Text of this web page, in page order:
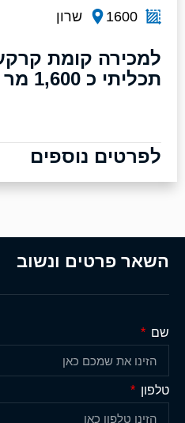
1600 שרון
למכירה קומת
תכליתי כ 1,600 מר בשרון
לפרטים נוספים
השאר פרטים ונשוב
שם
טלפון